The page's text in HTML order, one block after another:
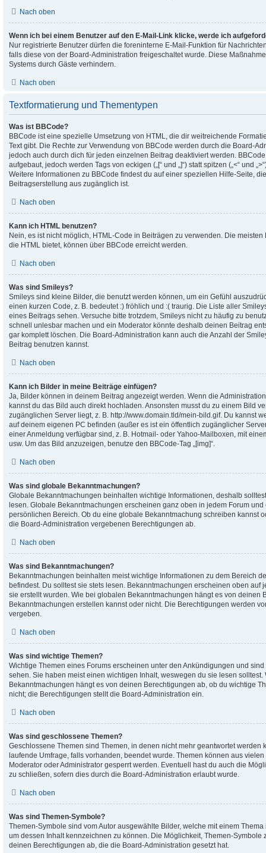
Nach oben
Wenn ich bei einem Benutzer auf den E-Mail-Link klicke, werde ich
Nur registrierte Benutzer dürfen die foreninterne E-Mail-Funktion für
falls diese von der Board-Administration freigeschaltet wurde. Diese
Systems durch Gäste verhindern.
Nach oben
Textformatierung und Thementypen
Was ist BBCode?
BBCode ist eine spezielle Umsetzung von HTML, die dir weitreichende
Text gibt. Die Rechte zur Verwendung von BBCode werden durch die Board-
jedoch auch durch dich für jeden einzelnen Beitrag deaktiviert werden.
aufgebaut, jedoch werden Tags von eckigen („[“ und „]“) statt spitzen („<“ und
Weitere Informationen zu BBCode findest du auf einer speziellen Hilfe-Seite,
Beitragserstellung aus zugänglich ist.
Nach oben
Kann ich HTML benutzen?
Nein, es ist nicht möglich, HTML-Code in Beiträgen zu verwenden. Die
die HTML bietet, können über BBCode erreicht werden.
Nach oben
Was sind Smileys?
Smileys sind kleine Bilder, die benutzt werden können, um ein Gefühl
einen kurzen Code, z. B. bedeutet :) fröhlich und :( traurig. Die Liste aller
eines Beitrags sehen. Versuche bitte trotzdem, Smileys nicht zu häufig zu
schnell unlesbar machen und ein Moderator könnte deshalb deinen Beitrag
gar komplett löschen. Die Board-Administration kann auch die Anzahl der
Beitrag benutzen kannst.
Nach oben
Kann ich Bilder in meine Beiträge einfügen?
Ja, Bilder können in deinem Beitrag angezeigt werden. Wenn die
kannst du das Bild auch direkt hochladen. Ansonsten musst du zu einem Bild
zugänglichen Server liegt, z. B. http://www.domain.tld/mein-bild.gif. Du kannst
auf deinem eigenen PC befinden (außer es ist ein öffentlich zugänglicher
einer Anmeldung verfügbar sind, z. B. Hotmail- oder Yahoo-Mailboxen, mit
usw. Um das Bild anzuzeigen, benutze den BBCode-Tag „[img]“.
Nach oben
Was sind globale Bekanntmachungen?
Globale Bekanntmachungen beinhalten wichtige Informationen, deshalb
lesen. Globale Bekanntmachungen erscheinen ganz oben in jedem Forum
persönlichen Bereich. Ob du eine globale Bekanntmachung schreiben kannst
die Board-Administration vergebenen Berechtigungen ab.
Nach oben
Was sind Bekanntmachungen?
Bekanntmachungen beinhalten meist wichtige Informationen zu dem Bereich
befindest. Du solltest sie stets lesen. Bekanntmachungen erscheinen oben auf
sie erstellt wurden. Wie bei globalen Bekanntmachungen hängt es von deinen
Bekanntmachungen erstellen kannst oder nicht. Die Berechtigungen werden
vergeben.
Nach oben
Was sind wichtige Themen?
Wichtige Themen eines Forums erscheinen unter den Ankündigungen und
sehen. Sie haben meist einen wichtigen Inhalt, weswegen du sie lesen solltest.
Bekanntmachungen hängt es von deinen Berechtigungen ab, ob du wichtige
nicht; die Berechtigungen stellt die Board-Administration ein.
Nach oben
Was sind geschlossene Themen?
Geschlossene Themen sind Themen, in denen nicht mehr geantwortet werden
laufende Umfrage, falls vorhanden, beendet wurde. Themen können aus
Moderator oder Administrator gesperrt werden. Eventuell hast du auch die
zu schließen, sofern dies durch die Board-Administration erlaubt wurde.
Nach oben
Was sind Themen-Symbole?
Themen-Symbole sind vom Autor ausgewählte Bilder, welche mit einem
um dessen Inhalt kennzeichnen zu können. Die Möglichkeit, Themen-Symbole
deinen Berechtigungen ab, die die Board-Administration gesetzt hat.